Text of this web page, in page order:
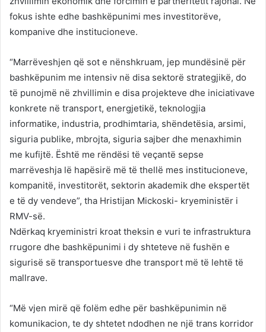
fokus ishte edhe bashkëpunimi mes investitorëve,
kompanive dhe institucioneve.
“Marrëveshjen që sot e nënshkruam, jep mundësinë për
bashkëpunim me intensiv në disa sektorë strategjikë, do
të punojmë në zhvillimin e disa projekteve dhe iniciativave
konkrete në transport, energjetikë, teknologjia
informatike, industria, prodhimtaria, shëndetësia, arsimi,
siguria publike, mbrojta, siguria sajber dhe menaxhimin
me kufijtë. Është me rëndësi të veçantë sepse
marrëveshja lë hapësirë më të thellë mes institucioneve,
kompanitë, investitorët, sektorin akademik dhe ekspertët
e të dy vendeve”, tha Hristijan Mickoski- kryeministër i
RMV-së.
Ndërkaq kryeministri kroat theksin e vuri te infrastruktura
rrugore dhe bashkëpunimi i dy shteteve në fushën e
sigurisë së transportuesve dhe transport më të lehtë të
mallrave.
“Më vjen mirë që folëm edhe për bashkëpunimin në
komunikacion, te dy shtetet ndodhen ne një trans korridor